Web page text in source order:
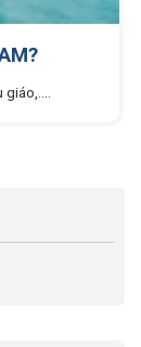
giáo,....